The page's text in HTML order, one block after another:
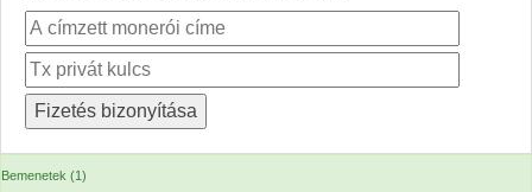
Bemenetek (1)